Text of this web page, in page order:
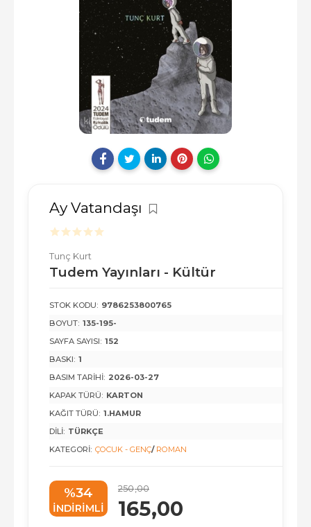
Ay Vatandaşı
Tunç Kurt
Tudem Yayınları - Kültür
STOK KODU: 9786253800765
BOYUT: 135-195-
SAYFA SAYISI: 152
BASKI: 1
BASIM TARIHI: 2026-03-27
KAPAK TÜRÜ: KARTON
KAĞIT TÜRÜ: 1.HAMUR
DILI: TÜRKÇE
KATEGORI: ÇOCUK - GENÇ/ ROMAN
%34
INDIRIMLI
250,00
165,00